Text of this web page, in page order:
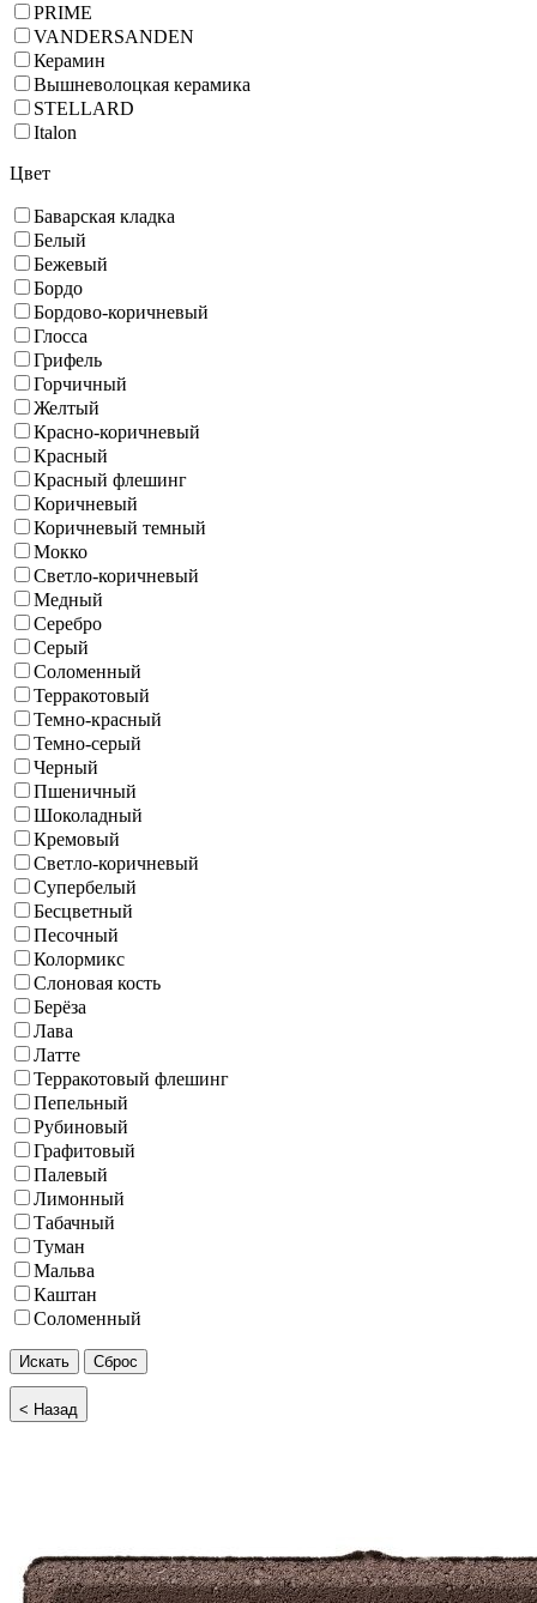
PRIME
VANDERSANDEN
Керамин
Вышневолоцкая керамика
STELLARD
Italon
Цвет
Баварская кладка
Белый
Бежевый
Бордо
Бордово-коричневый
Глосса
Грифель
Горчичный
Желтый
Красно-коричневый
Красный
Красный флешинг
Коричневый
Коричневый темный
Мокко
Светло-коричневый
Медный
Серебро
Серый
Соломенный
Терракотовый
Темно-красный
Темно-серый
Черный
Пшеничный
Шоколадный
Кремовый
Светло-коричневый
Супербелый
Бесцветный
Песочный
Колормикс
Слоновая кость
Берёза
Лава
Латте
Терракотовый флешинг
Пепельный
Рубиновый
Графитовый
Палевый
Лимонный
Табачный
Туман
Мальва
Каштан
Соломенный